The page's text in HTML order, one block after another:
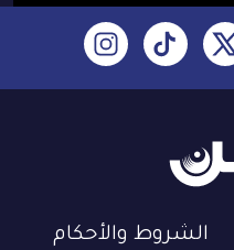
الشروط والأحكام